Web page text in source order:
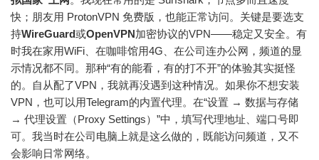
快；朋友用 ProtonVPN 免费版，也能正常访问。关键是要选支
持WireGuard或OpenVPN加密协议的VPN——稳定又安全。有
时我在家用WiFi、在咖啡馆用4G、在公司连办公网，频道的显
示情况都不同。那种“有的能看，有的打不开”的体验其实挺怪
的。自从配了VPN，我就再没遇到这种情况。如果你不想安装
VPN，也可以用Telegram的内置代理。在“设置 → 数据与存储
→ 代理设置（Proxy Settings）”中，填写代理地址、端口号即
可。我当时在公司电脑上就是这么做的，既能访问频道，又不
会影响日常网络。